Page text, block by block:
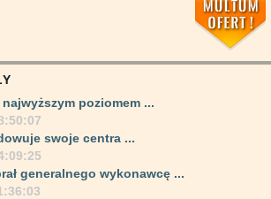
poziomem ...
swoje centra ...
generalnego wykonawcę ...